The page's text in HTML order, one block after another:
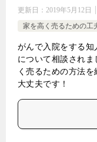
更新日： 2019年5月12日
家を高く売るための工
がんで入院をする
について相談され
く売るための方法
大丈夫です！